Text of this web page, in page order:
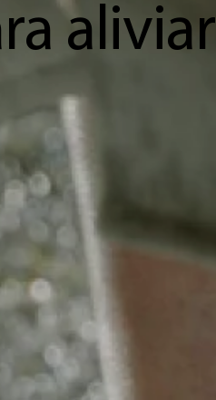
aliviar